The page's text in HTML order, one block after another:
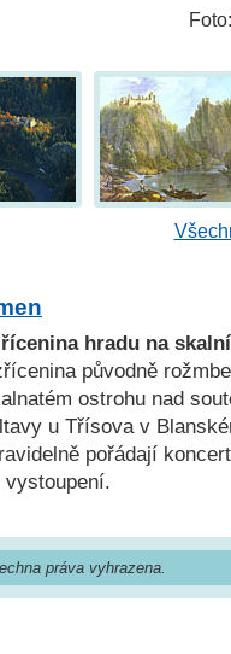
hradu na
původně
ostrohu nad
u Třísova v
pořádají
vystoupení.
práva vyhrazena.